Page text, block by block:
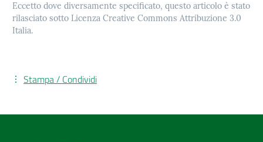
Eccetto dove diversamente specificato, questo articolo è stato
rilasciato sotto Licenza Creative Commons Attribuzione 3.0
Italia.
Stampa / Condividi